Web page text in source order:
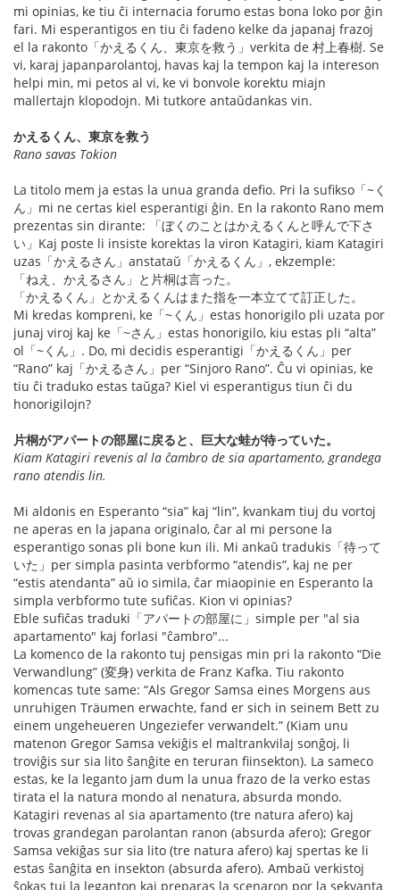
mi opinias, ke tiu ĉi internacia forumo estas bona loko por ĝin
fari. Mi esperantigos en tiu ĉi fadeno kelke da japanaj frazoj
el la rakonto「かえるくん、東京を救う」verkita de 村上春樹. Se
vi, karaj japanparolantoj, havas kaj la tempon kaj la intereson
helpi min, mi petos al vi, ke vi bonvole korektu miajn
mallertajn klopodojn. Mi tutkore antaŭdankas vin.
かえるくん、東京を救う
Rano savas Tokion
La titolo mem ja estas la unua granda defio. Pri la sufikso「~く
ん」mi ne certas kiel esperantigi ĝin. En la rakonto Rano mem
prezentas sin dirante: 「ぼくのことはかえるくんと呼んで下さ
い」Kaj poste li insiste korektas la viron Katagiri, kiam Katagiri
uzas「かえるさん」anstataŭ「かえるくん」, ekzemple:
「ねえ、かえるさん」と片桐は言った。
「かえるくん」とかえるくんはまた指を一本立てて訂正した。
Mi kredas kompreni, ke「~くん」estas honorigilo pli uzata por
junaj viroj kaj ke「~さん」estas honorigilo, kiu estas pli “alta”
ol「~くん」. Do, mi decidis esperantigi「かえるくん」per
“Rano” kaj「かえるさん」per “Sinjoro Rano”. Ĉu vi opinias, ke
tiu ĉi traduko estas taŭga? Kiel vi esperantigus tiun ĉi du
honorigilojn?
片桐がアパートの部屋に戻ると、巨大な蛙が待っていた。
Kiam Katagiri revenis al la ĉambro de sia apartamento, grandega
rano atendis lin.
Mi aldonis en Esperanto “sia” kaj “lin”, kvankam tiuj du vortoj
ne aperas en la japana originalo, ĉar al mi persone la
esperantigo sonas pli bone kun ili. Mi ankaŭ tradukis「待って
いた」per simpla pasinta verbformo “atendis”, kaj ne per
“estis atendanta” aŭ io simila, ĉar miaopinie en Esperanto la
simpla verbformo tute sufiĉas. Kion vi opinias?
Eble sufiĉas traduki「アパートの部屋に」simple per "al sia
apartamento" kaj forlasi "ĉambro"...
La komenco de la rakonto tuj pensigas min pri la rakonto “Die
Verwandlung” (変身) verkita de Franz Kafka. Tiu rakonto
komencas tute same: “Als Gregor Samsa eines Morgens aus
unruhigen Träumen erwachte, fand er sich in seinem Bett zu
einem ungeheueren Ungeziefer verwandelt.” (Kiam unu
matenon Gregor Samsa vekiĝis el maltrankvilaj sonĝoj, li
troviĝis sur sia lito ŝanĝite en teruran fiinsekton). La sameco
estas, ke la leganto jam dum la unua frazo de la verko estas
tirata el la natura mondo al nenatura, absurda mondo.
Katagiri revenas al sia apartamento (tre natura afero) kaj
trovas grandegan parolantan ranon (absurda afero); Gregor
Samsa vekiĝas sur sia lito (tre natura afero) kaj spertas ke li
estas ŝanĝita en insekton (absurda afero). Ambaŭ verkistoj
ŝokas tuj la leganton kaj preparas la scenaron por la sekvanta